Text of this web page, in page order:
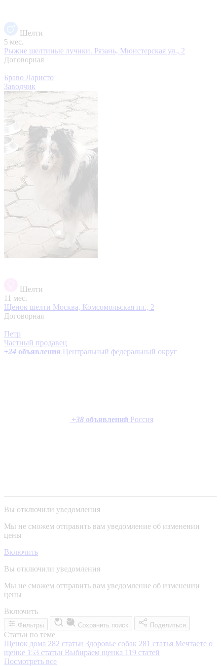
Шелти
5 мес.
Рыжие шелтиные лучики. Рязань, Мюнстерская ул., 2
Договорная
Браво Ларисто
Заводчик
Шелти
11 мес.
Щенок шелти Москва, Комсомольская пл., 2
Договорная
Петр
Частный продавец
+24 объявления Центральный федеральный округ
+38 объявлений Россия
Вы отключили уведомления
Мы не сможем отправить вам уведомление об изменении
цены
Включить
Вы отключили уведомления
Мы не сможем отправить вам уведомление об изменении
цены
Включить
Фильтры Сохранить поиск Поделиться
Статьи по теме
Щенок дома 282 статьи Здоровье собак 281 статья Мечтаете о
щенке 153 статьи Выбираем щенка 119 статей
Посмотреть все